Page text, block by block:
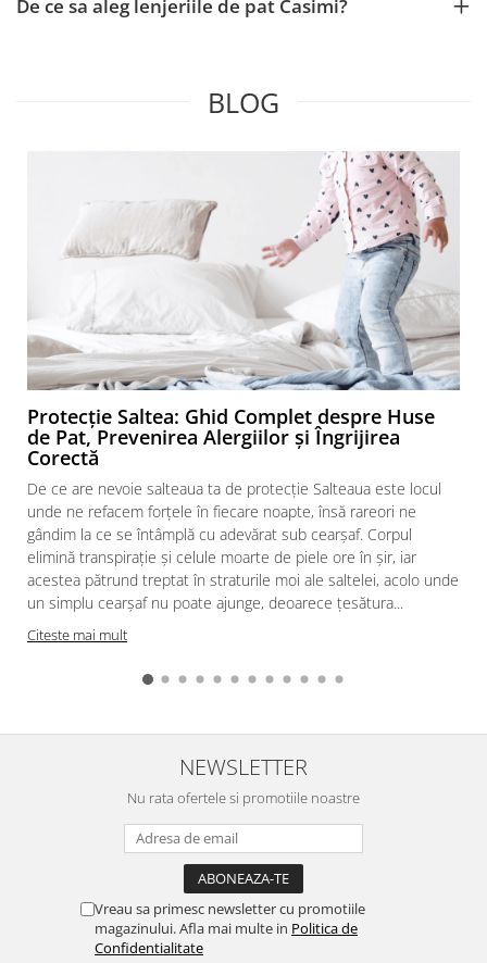
De ce sa aleg lenjeriile de pat Casimi?
BLOG
Protecție Saltea: Ghid Complet despre Huse
de Pat, Prevenirea Alergiilor și Îngrijirea
Corectă
De ce are nevoie salteaua ta de protecție Salteaua este locul
unde ne refacem forțele în fiecare noapte, însă rareori ne
gândim la ce se întâmplă cu adevărat sub cearșaf. Corpul
elimină transpirație și celule moarte de piele ore în șir, iar
acestea pătrund treptat în straturile moi ale saltelei, acolo unde
un simplu cearșaf nu poate ajunge, deoarece țesătura...
Citeste mai mult
NEWSLETTER
Nu rata ofertele si promotiile noastre
Vreau sa primesc newsletter cu promotiile
magazinului. Afla mai multe in Politica de
Confidentialitate